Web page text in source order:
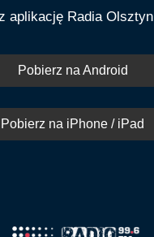
aplikację Radia Olsztyn
Pobierz na Android
Pobierz na iPhone / iPad